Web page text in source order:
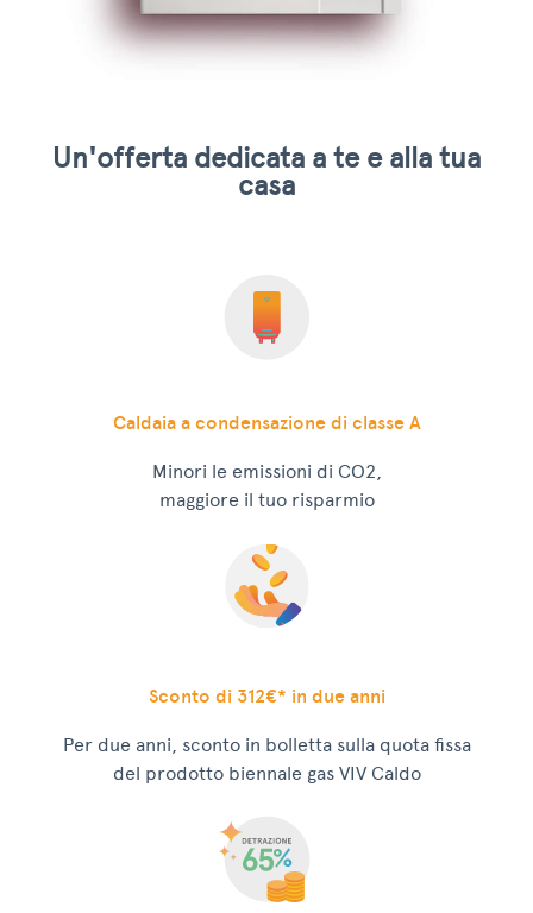
Un'offerta dedicata a te e alla tua
casa
Caldaia a condensazione di classe A
Minori le emissioni di CO2,
maggiore il tuo risparmio
Sconto di 312€* in due anni
Per due anni, sconto in bolletta sulla quota fissa
del prodotto biennale gas VIV Caldo